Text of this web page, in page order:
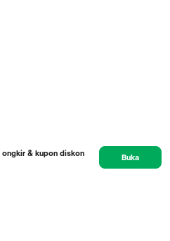
& kupon diskon
Buka